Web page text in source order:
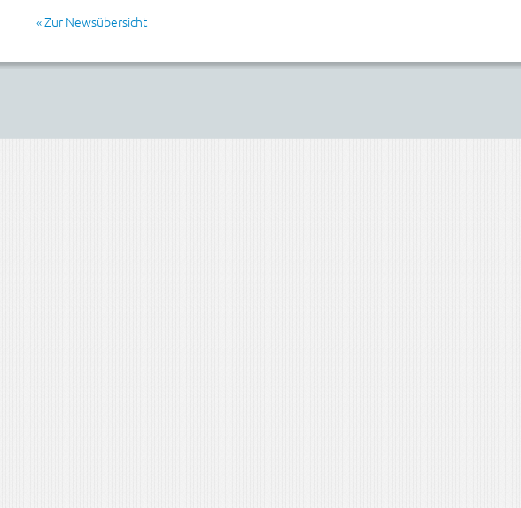
« Zur Newsübersicht